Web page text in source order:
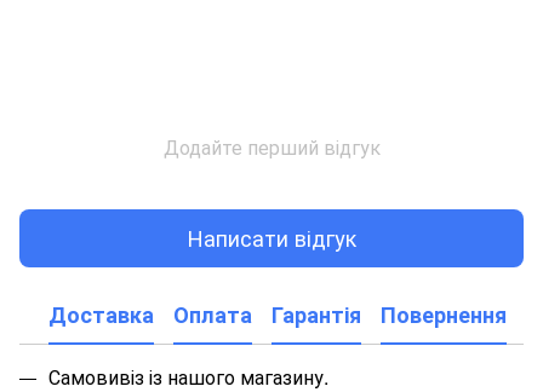
Додайте перший відгук
Написати відгук
Доставка Оплата Гарантія Повернення
Самовивіз із нашого магазину.